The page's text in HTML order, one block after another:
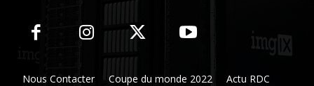
Nous Contacter Coupe du monde 2022 Actu RDC